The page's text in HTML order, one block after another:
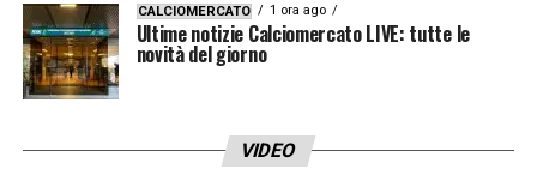
CALCIOMERCATO 1 ora ago
Ultime notizie Calciomercato LIVE: tutte le
novità del giorno
VIDEO